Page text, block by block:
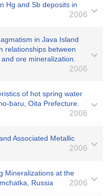
Hg and Sb deposits in
2006
in Java Island
relationships between
ore mineralization.
2006
of hot spring water
baru, Oita Prefecture.
2006
Associated Metallic
2006
Mineralizations at the
Russia
2006